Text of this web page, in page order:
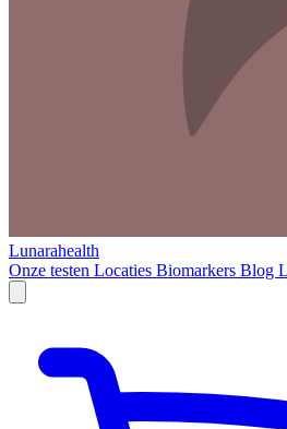
Lunarahealth
Onze testen Locaties Biomarkers Blog